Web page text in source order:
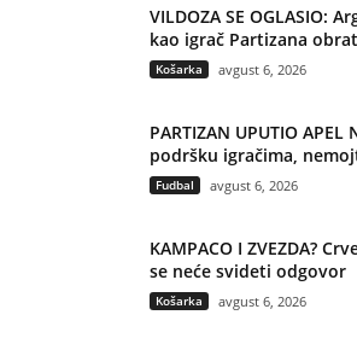
VILDOZA SE OGLASIO:
kao igrač Partizana
Košarka avgust 6, 2026
PARTIZAN UPUTIO APEL
podršku igračima,
Fudbal avgust 6, 2026
KAMPACO I ZVEZDA?
se neće svideti odgovor
Košarka avgust 6, 2026